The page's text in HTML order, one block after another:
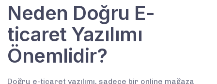
Neden Doğru E-
ticaret Yazılımı
Önemlidir?
Doğru e-ticaret yazılımı, sadece bir online mağaza